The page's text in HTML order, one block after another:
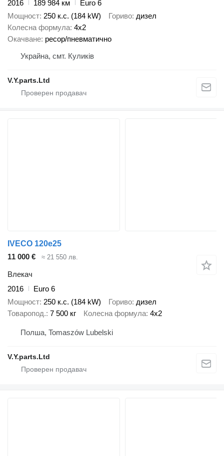
2016
189 984 км
Euro 6
Мощност 250 к.с. (184 kW) Гориво дизел
Колесна формула 4x2
Окачване ресор/пневматично
Украйна, смт. Куликів
V.Y.parts.Ltd
IVECO 120e25
11 000 €
≈ 21 550 лв.
Влекач
2016
Euro 6
Мощност 250 к.с. (184 kW) Гориво дизел
Товаропод. 7 500 кг Колесна формула 4x2
Полша, Tomaszów Lubelski
V.Y.parts.Ltd